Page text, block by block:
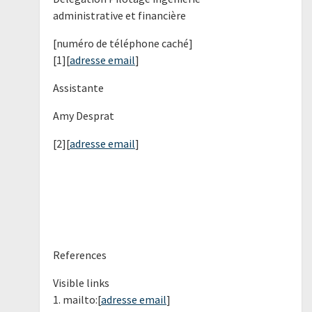
administrative et financière
[numéro de téléphone caché]
[1][adresse email]
Assistante
Amy Desprat
[2][adresse email]
References
Visible links
1. mailto:[adresse email]